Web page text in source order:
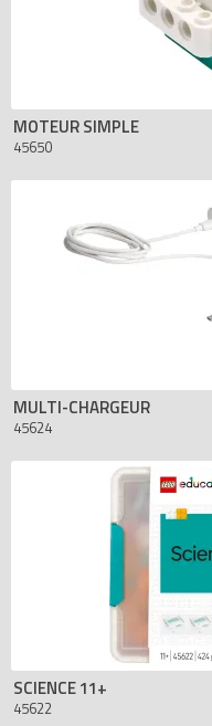
MOTEUR SIMPLE
45650
MULTI-CHARGEUR
45624
SCIENCE 11+
45622